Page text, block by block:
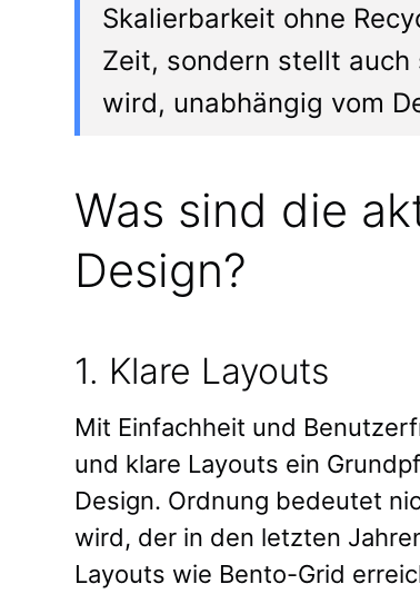
Skalierbarkeit ohne
Zeit, sondern stellt
wird, unabhängig vom
Was sind die
Design?
1. Klare Layouts
Mit Einfachheit und
und klare Layouts ein
Design. Ordnung bedeutet
wird, der in den letzten
Layouts wie Bento-Grid